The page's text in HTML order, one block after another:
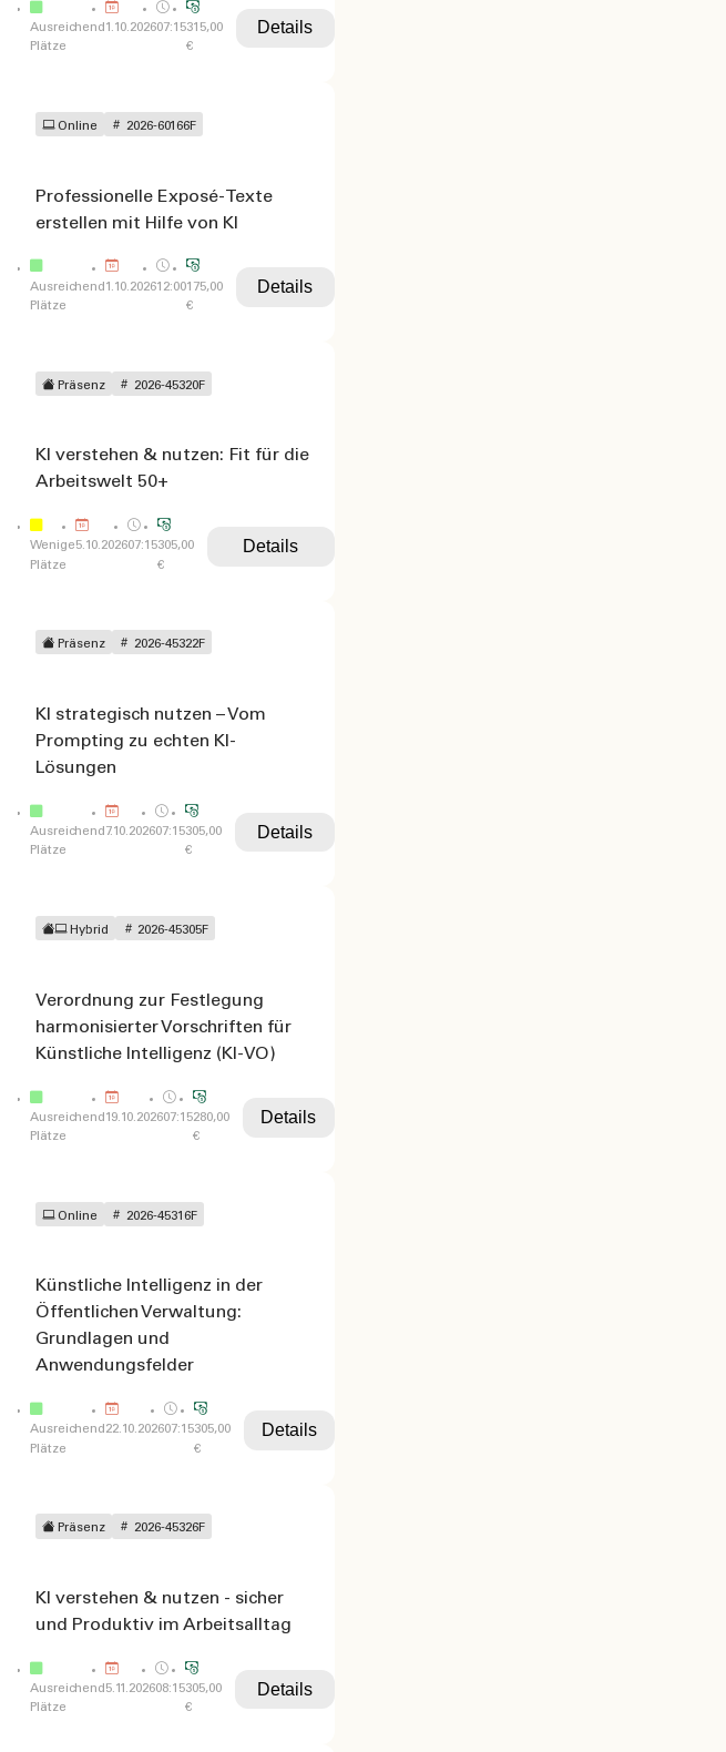
Ausreichend
Plätze
1.10.202607:15315,00
€
Details
Online 2026-60166F
Professionelle Exposé-Texte
erstellen mit Hilfe von KI
Ausreichend
Plätze
1.10.202612:00175,00
€
Details
Präsenz 2026-45320F
KI verstehen & nutzen: Fit für die
Arbeitswelt 50+
Wenige
Plätze
5.10.202607:15305,00
€
Details
Präsenz 2026-45322F
KI strategisch nutzen – Vom
Prompting zu echten KI-
Lösungen
Ausreichend
Plätze
7.10.202607:15305,00
€
Details
Hybrid 2026-45305F
Verordnung zur Festlegung
harmonisierter Vorschriften für
Künstliche Intelligenz (KI-VO)
Ausreichend
Plätze
19.10.202607:15280,00
€
Details
Online 2026-45316F
Künstliche Intelligenz in der
Öffentlichen Verwaltung:
Grundlagen und
Anwendungsfelder
Ausreichend
Plätze
22.10.202607:15305,00
€
Details
Präsenz 2026-45326F
KI verstehen & nutzen - sicher
und Produktiv im Arbeitsalltag
Ausreichend
Plätze
5.11.202608:15305,00
€
Details